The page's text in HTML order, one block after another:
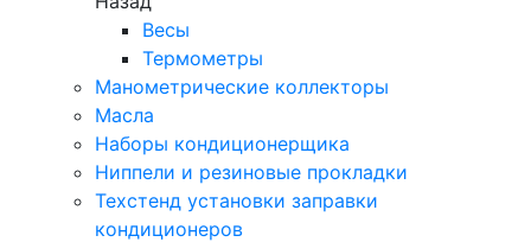
Весы
Термометры
Манометрические коллекторы
Масла
Наборы кондиционерщика
Ниппели и резиновые прокладки
Техстенд установки заправки
кондиционеров